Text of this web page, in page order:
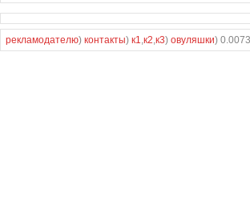
рекламодателю) контакты) к1,к2,к3) овуляшки) 0.0073